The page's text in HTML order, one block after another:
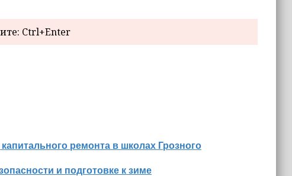
Ctrl+Enter
ремонта в школах Грозного
и подготовке к зиме